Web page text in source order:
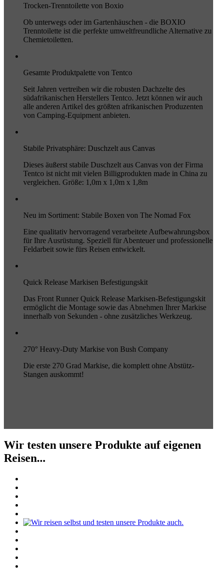
Trocken-Trenntoilette von Boxio
Ob unterwegs oder im Gartenhäuschen - die BOXIO
Trenntoilette ist die perfekte umweltfreundliche Alternative zu
Chemietoiletten.
Gesamte Produktpalette von Tentco
Seit Jahren vertreiben wir die robusten Dachzelte des
südafrikanischen Herstellers Tentco. Jetzt können wir auch
alle anderen Artikel des größten afrikanischen Produzenten
von Camping-Equipment anbieten.
Stabile Privatsphäre: Duschzelt aus Canvas
Dieses äußerst stabile Duschzelt aus Canvas von der Firma
Tentco ist nicht mit vielen Billigprodukten made in China zu
vergleichen. Größe: 1,0m x 1,0m x 1,8m
Neu im Sortiment: Stabile Boxen von The Nomad Fox
Eine qualitativ hervorragend verarbeitete Aufbewahrungsbox
für Ihre Ausrüstung. Speziell für Abenteuer und professionelle
Feldarbeit sowie fürs Reisen entwickelt.
Quick Release Markisen Befestigungskit
Das Front Runner Quick Release Markisen-Befestigungskit
ermöglicht die Montage sowie das Abnehmen Ihrer Markise
innerhalb von Sekunden - ohne zusätzliches Werkzeug.
270° Heavy-Duty Markise von Bush Company
Die erste 270 Grad Markise, die komplett ohne Abstütz-
Stangen auskommt!
Wir testen unsere Produkte auf eigenen
Reisen...